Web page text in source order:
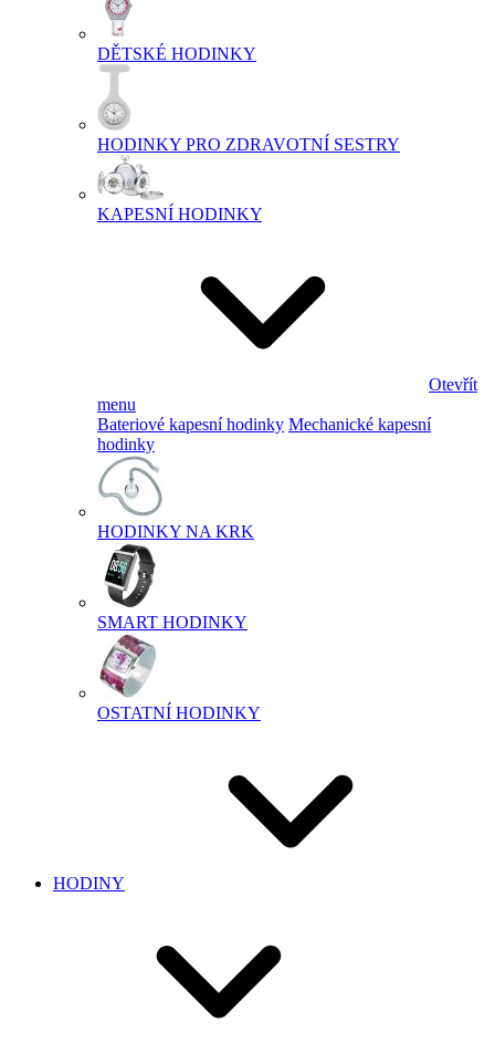
DĚTSKÉ HODINKY
HODINKY PRO ZDRAVOTNÍ SESTRY
KAPESNÍ HODINKY
Otevřít
menu
Bateriové kapesní hodinky Mechanické kapesní
hodinky
HODINKY NA KRK
SMART HODINKY
OSTATNÍ HODINKY
HODINY